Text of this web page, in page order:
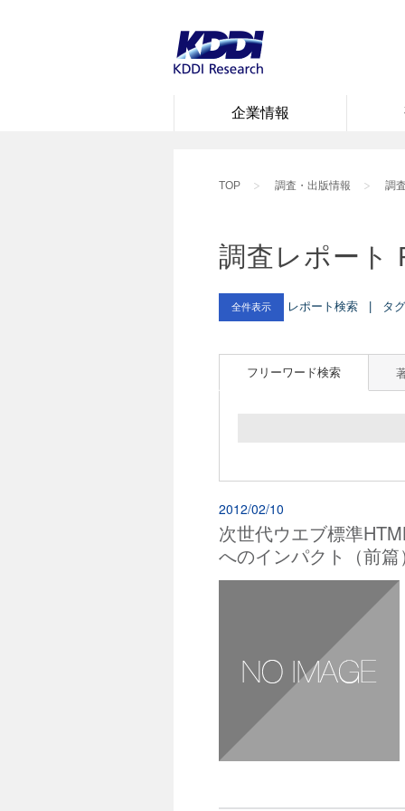
企業情報
TOP 調査・出版情報 調
調査レポート
全件表示 レポート検索 | タグ
フリーワード検索
2012/02/10
次世代ウエブ標準
へのインパクト（前篇）